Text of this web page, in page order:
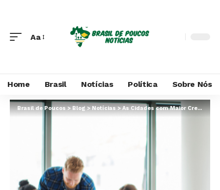
Aa
Home Brasil Notícias Política Sobre Nós
Brasil de Poucos>Blog>Notícias>As Cidades com Maior Crescimento de Startups no Brasil: A Revolução do Empreendedorismo Tecnológico